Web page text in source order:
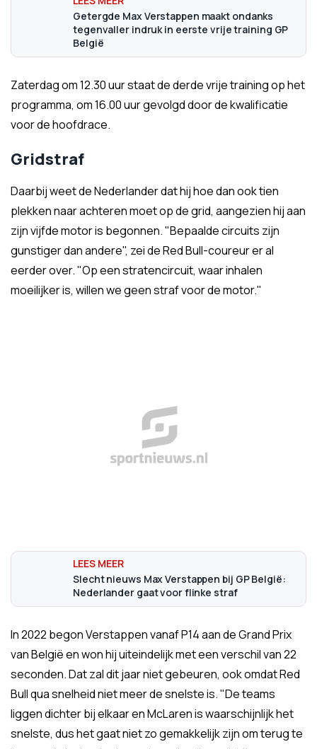
Getergde Max Verstappen maakt ondanks
tegenvaller indruk in eerste vrije training GP
België
Zaterdag om 12.30 uur staat de derde vrije training op het
programma, om 16.00 uur gevolgd door de kwalificatie
voor de hoofdrace.
Gridstraf
Daarbij weet de Nederlander dat hij hoe dan ook tien
plekken naar achteren moet op de grid, aangezien hij aan
zijn vijfde motor is begonnen. "Bepaalde circuits zijn
gunstiger dan andere", zei de Red Bull-coureur er al
eerder over. "Op een stratencircuit, waar inhalen
moeilijker is, willen we geen straf voor de motor."
Slecht nieuws Max Verstappen bij GP België:
Nederlander gaat voor flinke straf
In 2022 begon Verstappen vanaf P14 aan de Grand Prix
van België en won hij uiteindelijk met een verschil van 22
seconden. Dat zal dit jaar niet gebeuren, ook omdat Red
Bull qua snelheid niet meer de snelste is. "De teams
liggen dichter bij elkaar en McLaren is waarschijnlijk het
snelste, dus het gaat niet zo gemakkelijk zijn om terug te